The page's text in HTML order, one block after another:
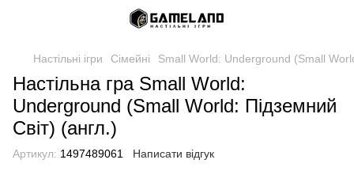
Настільні ігри Сімейні Small World: Underground (Small
Настільна гра Small World:
Underground (Small World: Підземний
Світ) (англ.)
Артикул: 1497489061 Написати відгук